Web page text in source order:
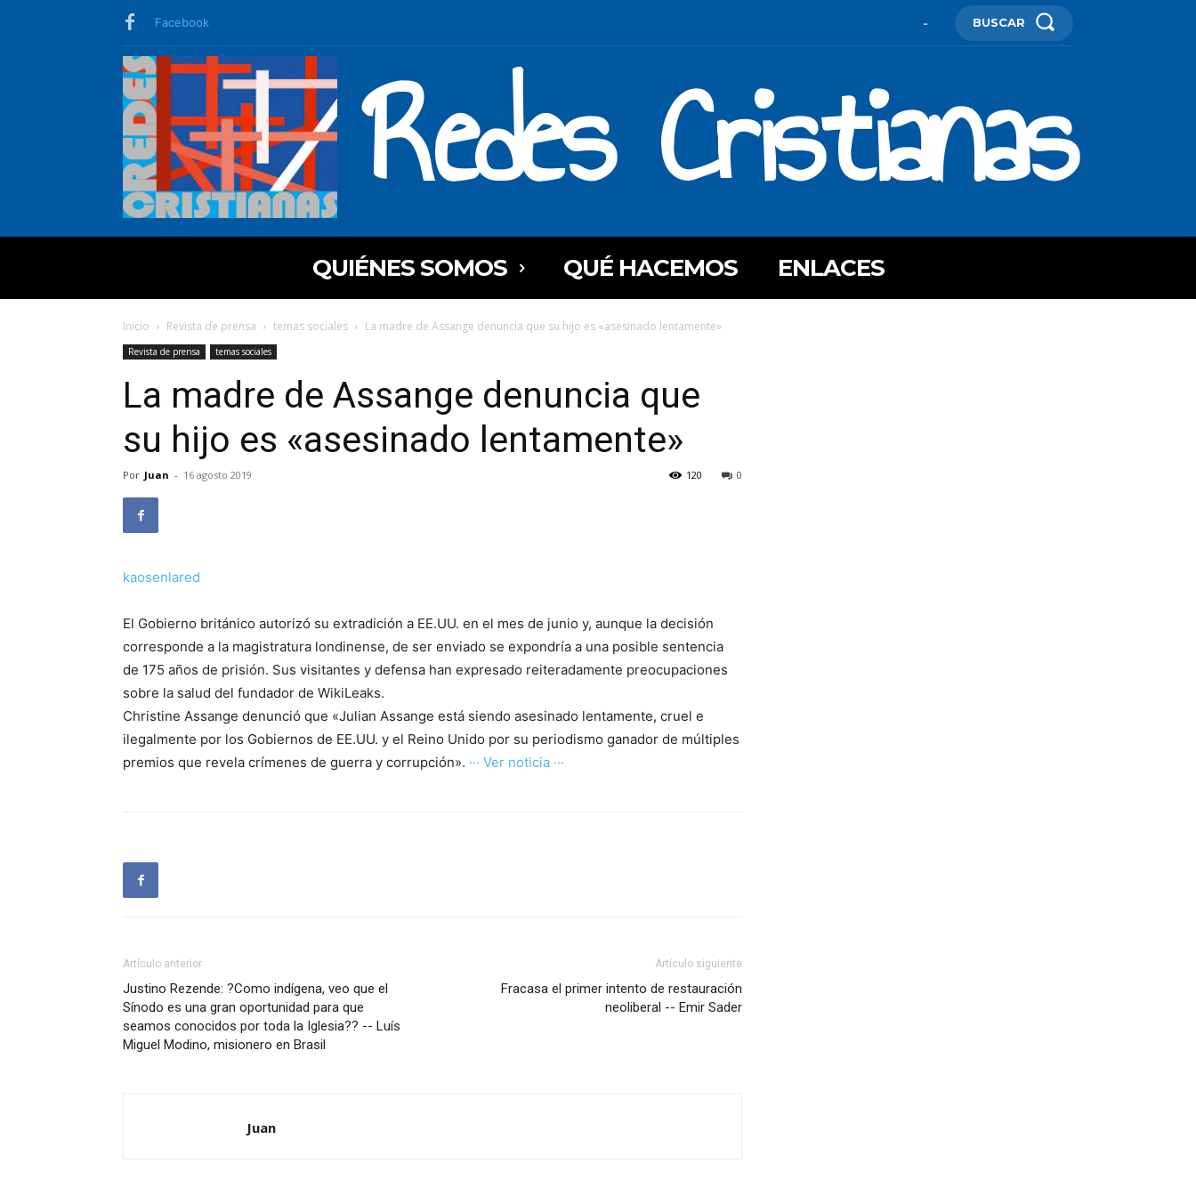
Facebook - BUSCAR
Redes Cristianas
QUIÉNES SOMOS QUÉ HACEMOS ENLACES
Inicio Revista de prensa temas sociales La madre de Assange denuncia que su hijo es «asesinado lentamente»
Revista de prensa temas sociales
La madre de Assange denuncia que
su hijo es «asesinado lentamente»
Por Juan - 16 agosto 2019 0
120
kaosenlared
El Gobierno británico autorizó su extradición a EE.UU. en el mes de junio y, aunque la decisión
corresponde a la magistratura londinense, de ser enviado se expondría a una posible sentencia
de 175 años de prisión. Sus visitantes y defensa han expresado reiteradamente preocupaciones
sobre la salud del fundador de WikiLeaks.
Christine Assange denunció que «Julian Assange está siendo asesinado lentamente, cruel e
ilegalmente por los Gobiernos de EE.UU. y el Reino Unido por su periodismo ganador de múltiples
premios que revela crímenes de guerra y corrupción». ··· Ver noticia ···
Artículo anterior
Justino Rezende: ?Como indígena, veo que el
Sínodo es una gran oportunidad para que
seamos conocidos por toda la Iglesia?? -- Luís
Miguel Modino, misionero en Brasil
Artículo siguiente
Fracasa el primer intento de restauración
neoliberal -- Emir Sader
Juan